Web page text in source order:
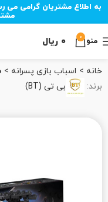
به اطلاع مشتریان گرامی
منو 0 ۰ ریال
خانه اسباب بازی پسرانه
برند:
بی تی (BT)